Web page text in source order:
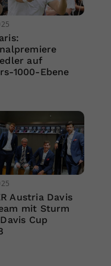
auf
1000-Ebene
Austria Davis
mit Sturm
Cup